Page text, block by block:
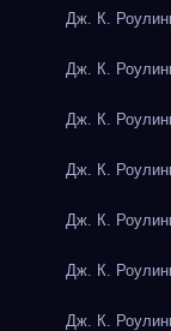
Дж. К.
Дж. К.
Дж. К.
Дж. К.
Дж. К.
Дж. К.
Дж. К.